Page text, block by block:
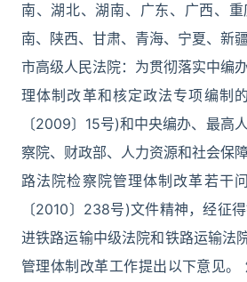
南、湖北、湖南、广东、广西、
南、陕西、甘肃、青海、宁夏、新
市高级人民法院：为贯彻落实中编
理体制改革和核定政法专项编制
〔2009〕15号)和中央编办、最高
察院、财政部、人力资源和社会保
路法院检察院管理体制改革若干
〔2010〕238号)文件精神，经征
进铁路运输中级法院和铁路运输法
管理体制改革工作提出以下意见。